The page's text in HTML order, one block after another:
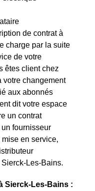
de contrat à
charge par la suite
de votre
êtes client chez
votre changement
aux abonnés
dit votre espace
un contrat
fournisseur
en service,
Les-Bains.
Sierck-Les-Bains :